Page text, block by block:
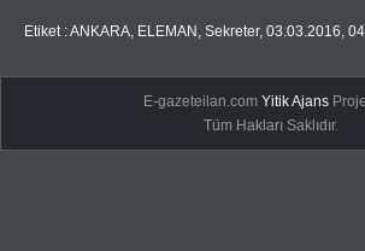
Etiket :ANKARA, ELEMAN , Sekreter, 03.03.2016,
E-gazeteilan.comYitik Ajans
Tüm Hakları Saklıdır.